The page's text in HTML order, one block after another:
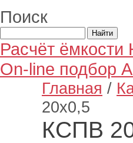
Поиск
Расчёт ёмкости
On-line подбор
Главная /
20х0,5
КСПВ